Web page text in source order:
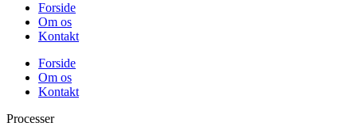
Forside
Om os
Kontakt
Forside
Om os
Kontakt
Processer